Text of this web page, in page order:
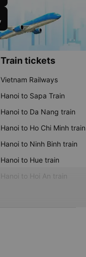
Train tickets
Vietnam Railways
Hanoi to Sapa Train
Hanoi to Da Nang train
Hanoi to Ho Chi Minh train
Hanoi to Ninh Binh train
Hanoi to Hue train
Hanoi to Hoi An train